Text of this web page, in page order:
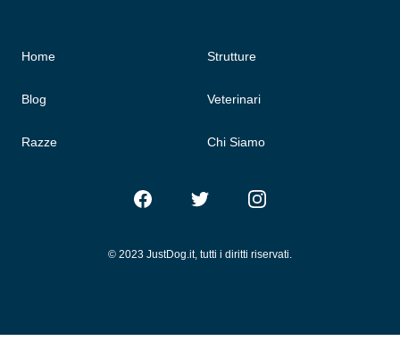
Home
Blog
Razze
Strutture
Veterinari
Chi Siamo
FacebookTwitter Instagram
© 2023 JustDog.it, tutti i diritti riservati.